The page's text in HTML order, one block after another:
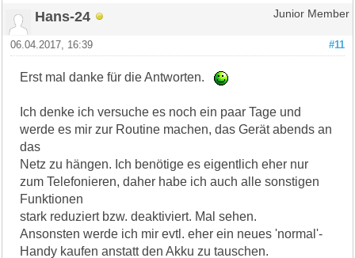
Hans-24 Junior Member
#11
06.04.2017, 16:39
Erst mal danke für die Antworten.
Ich denke ich versuche es noch ein paar Tage und
werde es mir zur Routine machen, das Gerät abends an
das
Netz zu hängen. Ich benötige es eigentlich eher nur
zum Telefonieren, daher habe ich auch alle sonstigen
Funktionen
stark reduziert bzw. deaktiviert. Mal sehen.
Ansonsten werde ich mir evtl. eher ein neues 'normal'-
Handy kaufen anstatt den Akku zu tauschen.